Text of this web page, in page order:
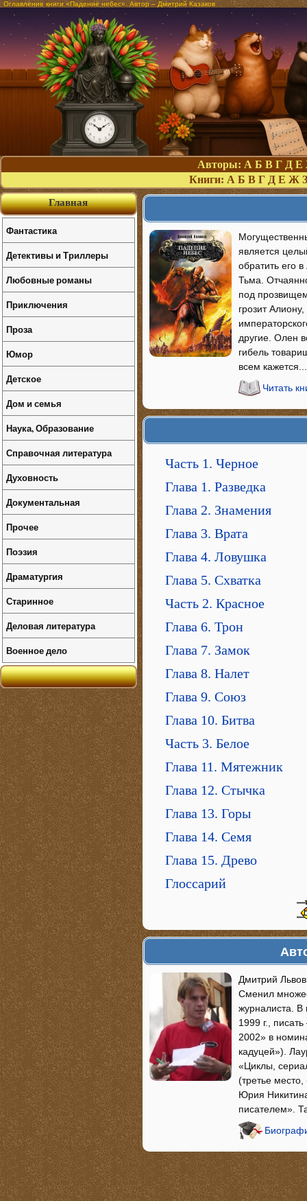
Оглавление книги «Падение небес». Автор – Дмитрий Казаков
Авторы: А Б В Г Д Е
Книги: А Б В Г Д Е Ж З
является
обратить его
Тьма.
под
грозит
другие. Олен
гибель
всем кажется...
Читать
Часть 1. Черное
Глава 1. Разведка
Глава 2. Знамения
Глава 3. Врата
Глава 4. Ловушка
Глава 5. Схватка
Часть 2. Красное
Глава 6. Трон
Глава 7. Замок
Глава 8. Налет
Глава 9. Союз
Глава 10. Битва
Часть 3. Белое
Глава 11. Мятежник
Глава 12. Стычка
Глава 13. Горы
Глава 14. Семя
Глава 15. Древо
Глоссарий
Дмитрий
Сменил
журналиста. В
1999 г.,
2002» в
кадуцей»).
«Циклы,
(третье
Юрия
писателем».
Главная
Фантастика
Детективы и Триллеры
Любовные романы
Приключения
Проза
Юмор
Детское
Дом и семья
Наука, Образование
Справочная литература
Духовность
Документальная
Прочее
Поэзия
Драматургия
Старинное
Деловая литература
Военное дело